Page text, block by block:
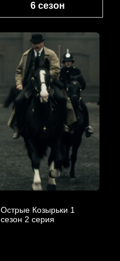
6 сезон
Острые Козырьки 1
cезон 2 cерия